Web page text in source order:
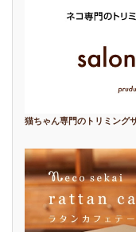
猫ちゃん専門のトリミング